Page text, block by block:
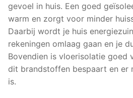
gevoel in huis. Een goed
warm en zorgt voor minder
Daarbij wordt je huis
rekeningen omlaag gaan en je
Bovendien is vloerisolatie goed
dit brandstoffen bespaart en er
is.